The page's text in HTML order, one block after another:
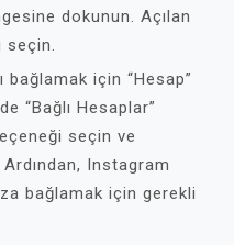
dokunun. Açılan
seçin.
bağlamak için “Hesap”
“Bağlı Hesaplar”
seçin ve
Instagram
bağlamak için gerekli